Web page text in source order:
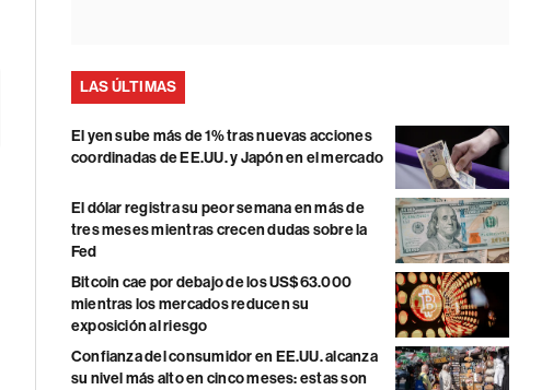
LAS ÚLTIMAS
El yen sube más de 1% tras nuevas acciones
coordinadas de EE.UU. y Japón en el mercado
El dólar registra su peor semana en más de
tres meses mientras crecen dudas sobre la
Fed
Bitcoin cae por debajo de los US$63.000
mientras los mercados reducen su
exposición al riesgo
Confianza del consumidor en EE.UU. alcanza
su nivel más alto en cinco meses: estas son